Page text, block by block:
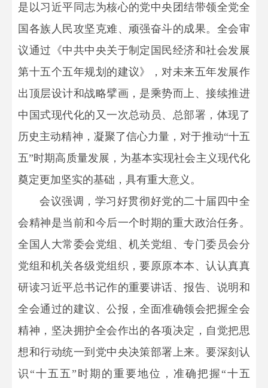
是以习近平同志为核心的党中央团结带领全党全
国各族人民攻坚克难、顽强奋斗的成果。全会审
议通过《中共中央关于制定国民经济和社会发展
第十五个五年规划的建议》，对未来五年发展作
出顶层设计和战略擘画，是乘势而上、接续推进
中国式现代化的又一次总动员、总部署，体现了
历史主动精神，凝聚了信心力量，对于推动“十五
五”时期高质量发展，为基本实现社会主义现代化
奠定更加坚实的基础，具有重大意义。
会议强调，学习好贯彻好党的二十届四中全
会精神是当前和今后一个时期的重大政治任务。
全国人大常委会党组、机关党组、专门委员会分
党组和机关各级党组织，要原原本本、认认真真
研读习近平总书记作的重要讲话、报告、说明和
全会通过的建议、公报，全面准确领会把握全会
精神，坚决拥护全会作出的各项决定，自觉把思
想和行动统一到党中央决策部署上来。要深刻认
识“十五五”时期的重要地位，准确把握“十五